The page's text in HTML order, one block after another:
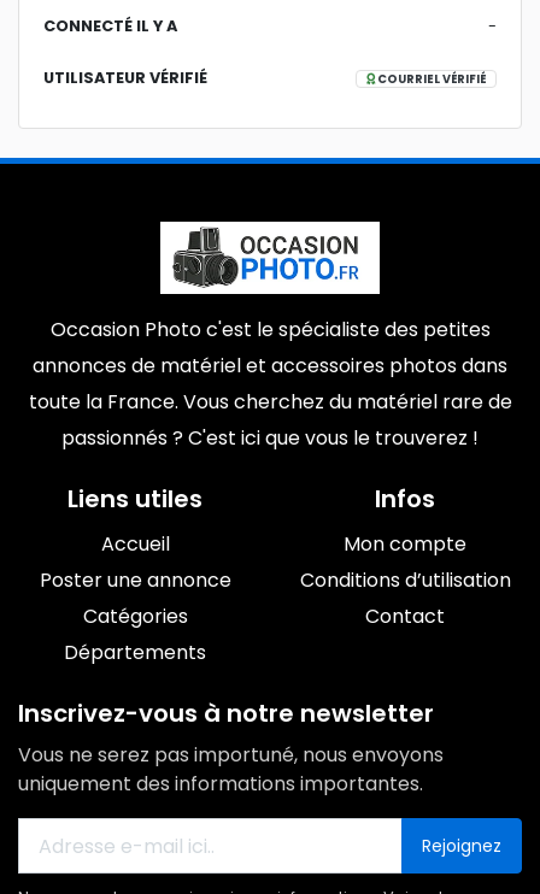
CONNECTÉ IL Y A -
UTILISATEUR VÉRIFIÉ COURRIEL VÉRIFIÉ
Occasion Photo c'est le spécialiste des petites
annonces de matériel et accessoires photos dans
toute la France. Vous cherchez du matériel rare de
passionnés ? C'est ici que vous le trouverez !
Liens utiles
Accueil
Poster une annonce
Catégories
Départements
Infos
Mon compte
Conditions d’utilisation
Contact
Inscrivez-vous à notre newsletter
Vous ne serez pas importuné, nous envoyons
uniquement des informations importantes.
Rejoignez